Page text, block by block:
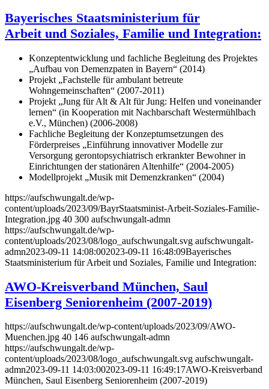
Bayerisches Staatsministerium für
Arbeit und Soziales, Familie und Integration:
Konzeptentwicklung und fachliche Begleitung des Projektes
„Aufbau von Demenzpaten in Bayern“ (2014)
Projekt „Fachstelle für ambulant betreute
Wohngemeinschaften“ (2007-2011)
Projekt „Jung für Alt & Alt für Jung: Helfen und voneinander
lernen“ (in Kooperation mit Nachbarschaft Westermühlbach
e.V., München) (2006-2008)
Fachliche Begleitung der Konzeptumsetzungen des
Förderpreises „Einführung innovativer Modelle zur
Versorgung gerontopsychiatrisch erkrankter Bewohner in
Einrichtungen der stationären Altenhilfe“ (2004-2005)
Modellprojekt „Musik mit Demenzkranken“ (2004)
https://aufschwungalt.de/wp-
content/uploads/2023/09/BayrStaatsminist-Arbeit-Soziales-Familie-
Integration.jpg 40 300 aufschwungalt-admn
https://aufschwungalt.de/wp-
content/uploads/2023/08/logo_aufschwungalt.svg aufschwungalt-
admn2023-09-11 14:08:002023-09-11 16:48:09Bayerisches
Staatsministerium für Arbeit und Soziales, Familie und Integration:
AWO-Kreisverband München, Saul
Eisenberg Seniorenheim (2007-2019)
https://aufschwungalt.de/wp-content/uploads/2023/09/AWO-
Muenchen.jpg 40 146 aufschwungalt-admn
https://aufschwungalt.de/wp-
content/uploads/2023/08/logo_aufschwungalt.svg aufschwungalt-
admn2023-09-11 14:03:002023-09-11 16:49:17AWO-Kreisverband
München, Saul Eisenberg Seniorenheim (2007-2019)